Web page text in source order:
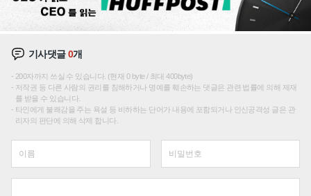
기사댓글0개
200자까지 쓰실 수 있습니다. (현재 0 byte / 최대 400byte)
저작권 등 다른 사람의 권리를 침해하거나 명예를 훼손하는 댓글은 관련 법률에 의해 제재
를 받을 수 있습니다.
타인에게 불쾌감을 주는 욕설 등 비하하는 단어가 내용에 포함되거나 인신공격성 글은 관
리자의 판단에 의해 삭제 합니다.